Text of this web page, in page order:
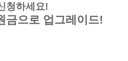
청하세요!
금으로 업그레이드!